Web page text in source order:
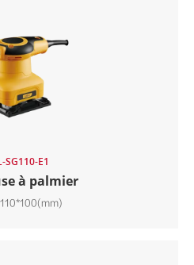
SG110-E1
à palmier